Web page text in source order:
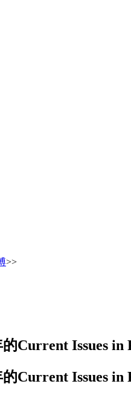
>>
的Current Issues
的Current Issues